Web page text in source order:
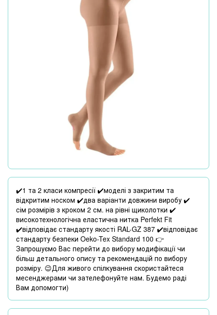
✔️1 та 2 класи компресії ✔️моделі з закритим та
відкритим носком ✔️два варіанти довжини виробу ✔️
сім розмірів з кроком 2 см. на рівні щиколотки ✔️
високотехнологічна еластична нитка Perfekt Fit
✔️відповідає стандарту якості RAL-GZ 387 ✔️відповідає
стандарту безпеки Oeko-Tex Standard 100 👉
Запрошуємо Вас перейти до вибору модифікації чи
більш детального опису та рекомендацій по вибору
розміру. 😉Для живого спілкування скористайтеся
месенджерами чи зателефонуйте нам. Будемо раді
Вам допомогти)